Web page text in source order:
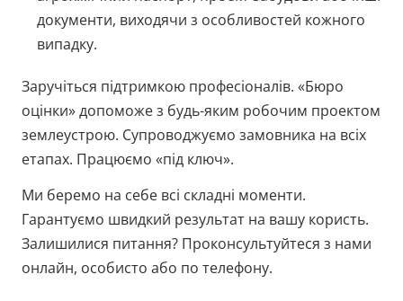
документи, виходячи з особливостей кожного
випадку.
Заручіться підтримкою професіоналів. «Бюро
оцінки» допоможе з будь-яким робочим проектом
землеустрою. Супроводжуємо замовника на всіх
етапах. Працюємо «під ключ».
Ми беремо на себе всі складні моменти.
Гарантуємо швидкий результат на вашу користь.
Залишилися питання? Проконсультуйтеся з нами
онлайн, особисто або по телефону.